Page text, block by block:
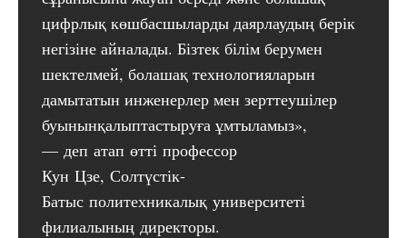
цифрлық көшбасшыларды даярлаудың берік
негізіне айналады. Бізтек білім берумен
шектелмей, болашақ технологияларын
дамытатын инженерлер мен зерттеушілер
буынынқалыптастыруға ұмтыламыз»,
— деп атап өтті профессор
Кун Цзе, Солтүстік-
Батыс политехникалық университеті
филиалының директоры.